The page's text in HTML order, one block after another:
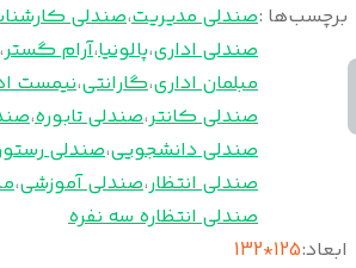
برچسب‌ها :صندلی مدیریت،صندلی
صندلی اداری،پالونیا،آرام گستر،
مبلمان اداری،گارانتی،نیمست
صندلی کانتر،صندلی تابوره،
صندلی دانشجویی،صندلی
صندلی انتظار،صندلی آموزشی،
صندلی انتظاره سه نفره
ابعاد:
125*132